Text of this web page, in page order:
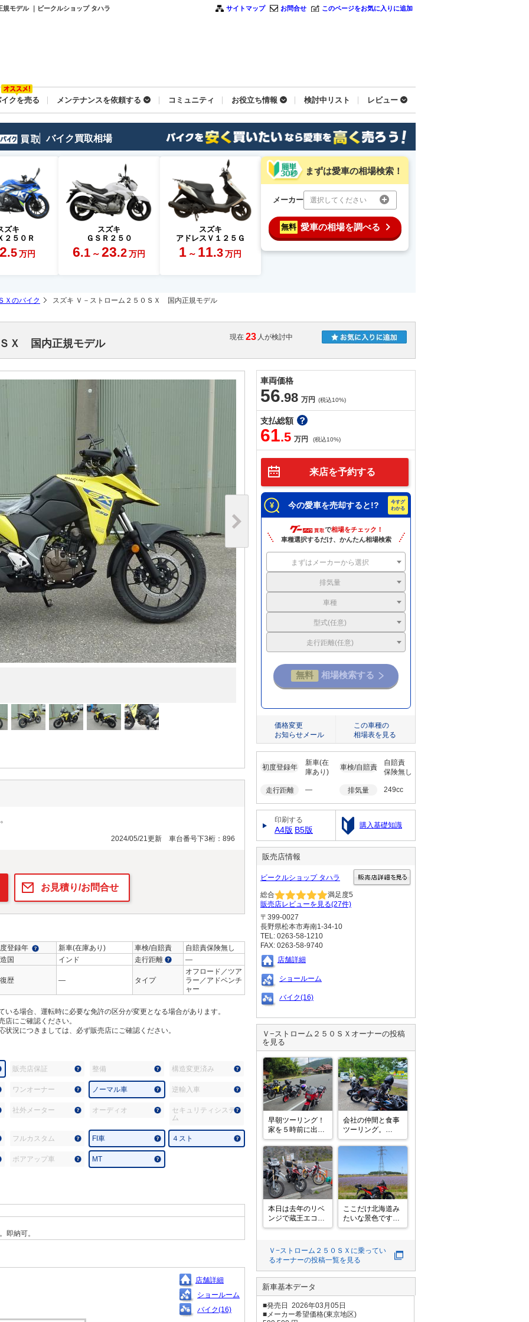
モデル ｜ビークルショップ タハラ サイトマップ お問合せ このページをお気に入りに追加
クを売る メンテナンスを依頼する コミュニティ お役立ち情報 検討中リスト レビュー
バイク買取相場
ズキ
２５０Ｒ
.5 万円
スズキ
ＧＳＲ２５０
6.1 ～ 23.2 万円
スズキ
アドレスＶ１２５Ｇ
1 ～ 11.3 万円
まずは愛車の相場検索！
メーカー 選択してください
無料 愛車の相場を調べる
Ｘのバイク スズキ Ｖ－ストローム２５０ＳＸ 国内正規モデル
現在 23 人が検討中
Ｘ 国内正規モデル
2024/05/21更新 車台番号下3桁：896
お見積り/お問合せ
登録年 新車(在庫あり) 車検/自賠責
自賠責保険無し
国
インド 走行距離 ―
歴 ― タイプ
オフロード／ツア
ラー／アドベンチ
ャー
る場合、運転時に必要な免許の区分が変更となる場合があります。
にご確認ください。
況につきましては、必ず販売店にご確認ください。
販売店保証 整備 構造変更済み
ワンオーナー ノーマル車 逆輸入車
社外メーター オーディオ
セキュリティシステ
ム
フルカスタム FI車 ４スト
ボアアップ車 MT
即納可。
店舗詳細
ショールーム
バイク(16)
車両価格
56.98 万円 (税込10%)
支払総額
61.5 万円 (税込10%)
来店を予約する
今の愛車を売却すると!?
で相場をチェック！
車種選択するだけ、かんたん相場検索
まずはメーカーから選択
排気量
車種
型式(任意)
走行距離(任意)
価格変更
お知らせメール
この車種の
相場表を見る
初度登録年
新車(在
庫あり)
車検/自賠責
自賠責
保険無し
走行距離 ― 排気量 249cc
印刷する
A4版 B5版 購入基礎知識
販売店情報
ビークルショップ タハラ
総合 満足度5
販売店レビューを見る(27件)
〒399-0027
長野県松本市寿南1-34-10
TEL: 0263-58-1210
FAX: 0263-58-9740
店舗詳細
ショールーム
バイク(16)
Ｖ−ストローム２５０ＳＸ オーナーの投稿
を見る
早朝ツーリング！
家を５時前に出発
益田まで行って来
ました。
260キロ走行
10時半には、帰り
ました。
殆ど走りっぱなし
で、お尻痛いわ肩
凝るし、ハイスピ
ード(笑)
疲れました?😅
会社の仲間と食事
ツーリング。
最近できた出汁が
決め手のうどん屋
さんに突撃！
11時過ぎに着いて
早かったかなと思
いましたがそこか
ら１5分位待って
いざ実食。
店主さんのキャラ
も含めてここは良
本日は去年のリベ
ンジで蔵王エコー
ラインへ
仲間とツーリング
🏍️🏍️🏍️
天気もよく綺麗に
大満足👍
でも山頂付近は寒
かったよ🥶
レストハウスのレ
ここだけ北海道み
たいな景色ですが
ラベンダーではな
ーバー、ハゼリソ
ウ、レンゲの3種
のの花が咲き誇っ
Ｖ−ストローム２５０ＳＸ に乗ってい
るオーナーの投稿一覧を見る
新車基本データ
■発売日 2026年03月05日
■メーカー希望価格(東京地区)